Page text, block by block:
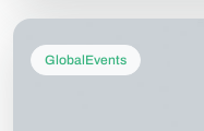
GlobalEvents